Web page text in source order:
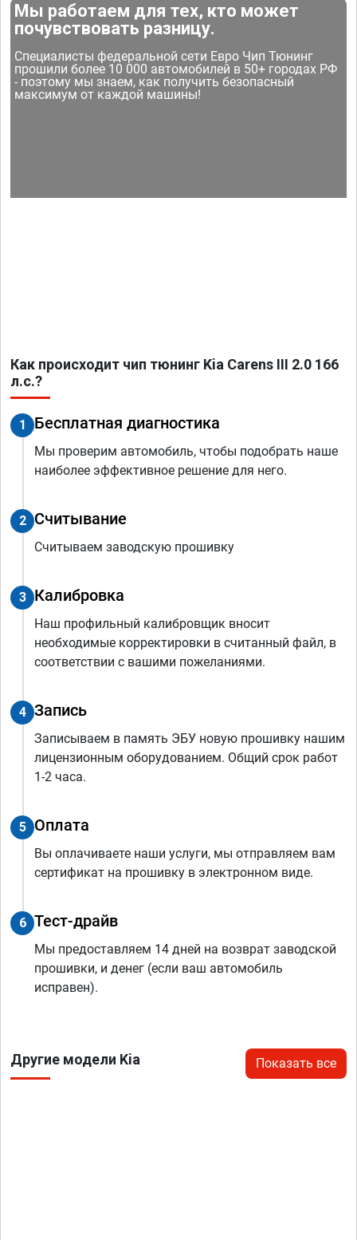
Мы работаем для тех, кто может
почувствовать разницу.
Специалисты федеральной сети Евро Чип Тюнинг
прошили более 10 000 автомобилей в 50+ городах РФ
- поэтому мы знаем, как получить безопасный
максимум от каждой машины!
Как происходит чип тюнинг Kia Carens III 2.0 166
л.с.?
1 Бесплатная диагностика
Мы проверим автомобиль, чтобы подобрать наше
наиболее эффективное решение для него.
2 Считывание
Считываем заводскую прошивку
3 Калибровка
Наш профильный калибровщик вносит
необходимые корректировки в считанный файл, в
соответствии с вашими пожеланиями.
4 Запись
Записываем в память ЭБУ новую прошивку нашим
лицензионным оборудованием. Общий срок работ
1-2 часа.
5 Оплата
Вы оплачиваете наши услуги, мы отправляем вам
сертификат на прошивку в электронном виде.
6 Тест-драйв
Мы предоставляем 14 дней на возврат заводской
прошивки, и денег (если ваш автомобиль
исправен).
Другие модели Kia Показать все